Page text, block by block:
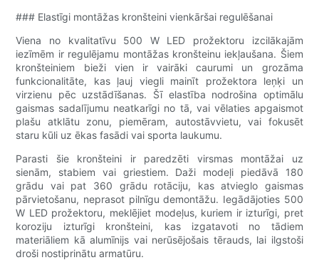
### Elastīgi montāžas kronšteini vienkāršai regulēšanai
Viena no kvalitatīvu 500 W LED prožektoru izcilākajām
iezīmēm ir regulējamu montāžas kronšteinu iekļaušana. Šiem
kronšteiniem bieži vien ir vairāki caurumi un grozāma
funkcionalitāte, kas ļauj viegli mainīt prožektora leņķi un
virzienu pēc uzstādīšanas. Šī elastība nodrošina optimālu
gaismas sadalījumu neatkarīgi no tā, vai vēlaties apgaismot
plašu atklātu zonu, piemēram, autostāvvietu, vai fokusēt
staru kūli uz ēkas fasādi vai sporta laukumu.
Parasti šie kronšteini ir paredzēti virsmas montāžai uz
sienām, stabiem vai griestiem. Daži modeļi piedāvā 180
grādu vai pat 360 grādu rotāciju, kas atvieglo gaismas
pārvietošanu, neprasot pilnīgu demontāžu. Iegādājoties 500
W LED prožektoru, meklējiet modeļus, kuriem ir izturīgi, pret
koroziju izturīgi kronšteini, kas izgatavoti no tādiem
materiāliem kā alumīnijs vai nerūsējošais tērauds, lai ilgstoši
droši nostiprinātu armatūru.